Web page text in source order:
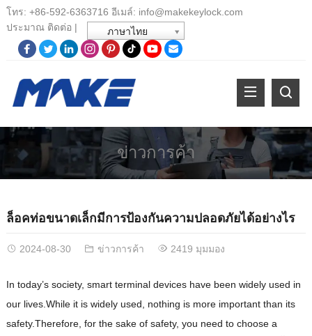
โทร: +86-592-6363716 อีเมล์: info@makekeylock.com
ประมาณ ติดต่อ | ภาษาไทย
ข่าวการค้า
ล็อคท่อขนาดเล็กมีการป้องกันความปลอดภัยได้อย่างไร
2024-08-30 ข่าวการค้า 2419 มุมมอง
In today’s society, smart terminal devices have been widely used in
our lives.While it is widely used
nothing is more important than its
safety.Therefore, for the sake of safety, you need to choose a